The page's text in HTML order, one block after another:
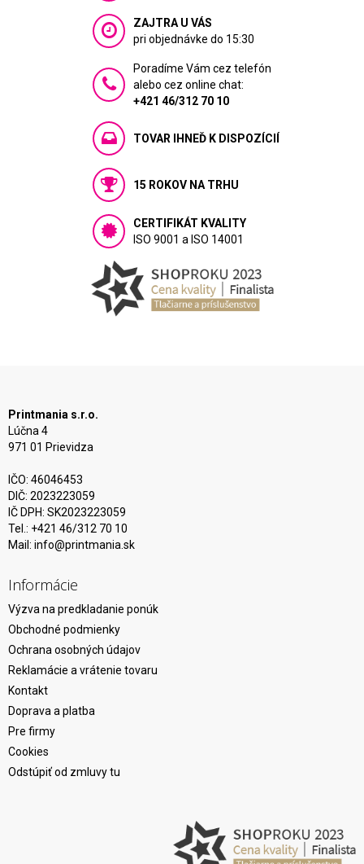
ZAJTRA U VÁS
pri objednávke do 15:30
Poradíme Vám cez telefón
alebo cez online chat:
+421 46/312 70 10
TOVAR IHNEĎ K DISPOZÍCIÍ
15 ROKOV NA TRHU
CERTIFIKÁT KVALITY
ISO 9001 a ISO 14001
Printmania s.r.o.
Lúčna 4
971 01 Prievidza
IČO: 46046453
DIČ: 2023223059
IČ DPH: SK2023223059
Tel.: +421 46/312 70 10
Mail: info@printmania.sk
Informácie
Výzva na predkladanie ponúk
Obchodné podmienky
Ochrana osobných údajov
Reklamácie a vrátenie tovaru
Kontakt
Doprava a platba
Pre firmy
Cookies
Odstúpiť od zmluvy tu